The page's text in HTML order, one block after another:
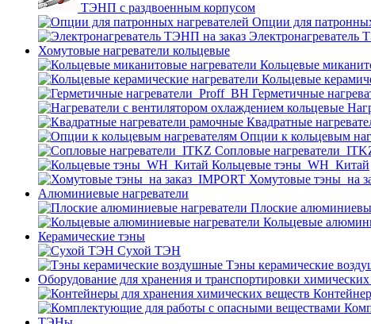
ТЭНП с раздвоенным корпусом
Опции для
Электронагреватель
Хомутовые нагреватели кольцевые
Кольцевые
Кольцевые
Герметичные
Квадратные
Опции к кольцевым
Cопловые
Кольцевые тэны_WH_Китай
Хомутовые тэны_на
Алюминиевые нагреватели
Плоские
Кольцевые
Керамические тэны
Сухой ТЭН
Тэны керамические
Оборудование для хранения и транспортировки